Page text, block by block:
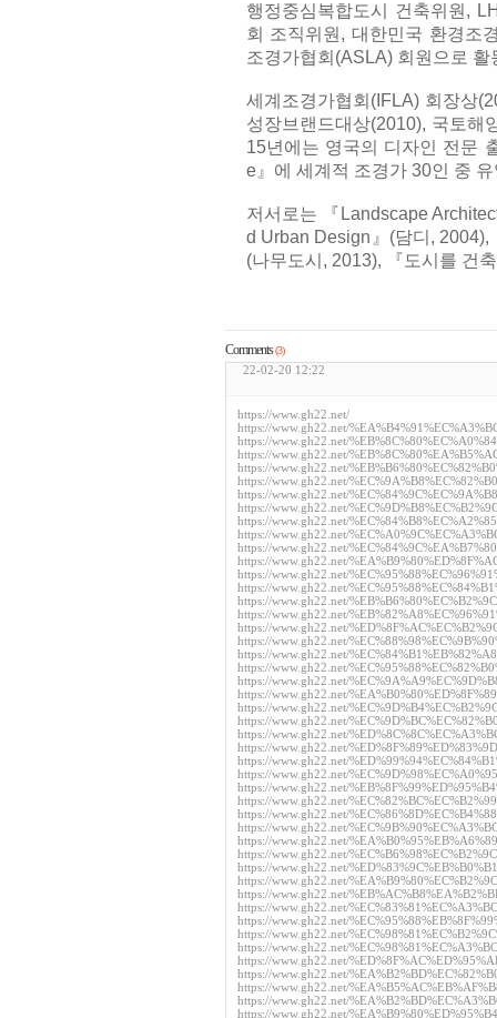
행정중심복합도시 건축위원,
회 조직위원, 대한민국 환경조
조경가협회(ASLA) 회원으로 활
세계조경가협회(IFLA) 회장상
성장브랜드대상(2010), 국토해
15년에는 영국의 디자인 전문
e』에 세계적 조경가 30인 중
저서로는 『Landscape
d Urban Design』(담디, 2004),
(나무도시, 2013), 『도시를 건
Comments(3)
22-02-20 12:22
https://www.gh22.net/
https://www.gh22.net/
https://www.gh22.net/
https://www.gh22.net/
https://www.gh22.net/
https://www.gh22.net/
https://www.gh22.net/
https://www.gh22.net/
https://www.gh22.net/
https://www.gh22.net/
https://www.gh22.net/
https://www.gh22.net/
https://www.gh22.net/
https://www.gh22.net/
https://www.gh22.net/
https://www.gh22.net/
https://www.gh22.net/
https://www.gh22.net/
https://www.gh22.net/
https://www.gh22.net/
https://www.gh22.net/
https://www.gh22.net/
https://www.gh22.net/
https://www.gh22.net/
https://www.gh22.net/
https://www.gh22.net/
https://www.gh22.net/
https://www.gh22.net/
https://www.gh22.net/
https://www.gh22.net/
https://www.gh22.net/
https://www.gh22.net/
https://www.gh22.net/
https://www.gh22.net/
https://www.gh22.net/
https://www.gh22.net/
https://www.gh22.net/
https://www.gh22.net/
https://www.gh22.net/
https://www.gh22.net/
https://www.gh22.net/
https://www.gh22.net/
https://www.gh22.net/
https://www.gh22.net/
https://www.gh22.net/
https://www.gh22.net/